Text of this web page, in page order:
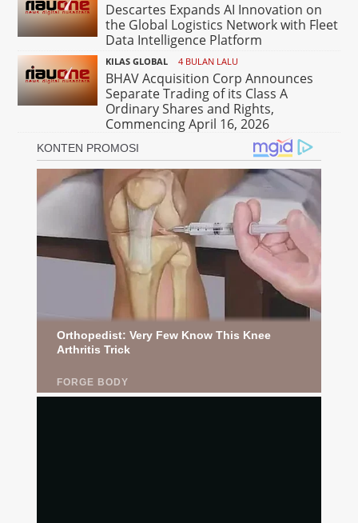
Descartes Expands AI Innovation on
the Global Logistics Network with Fleet
Data Intelligence Platform
KILAS GLOBAL 4 BULAN LALU
BHAV Acquisition Corp Announces
Separate Trading of its Class A
Ordinary Shares and Rights,
Commencing April 16, 2026